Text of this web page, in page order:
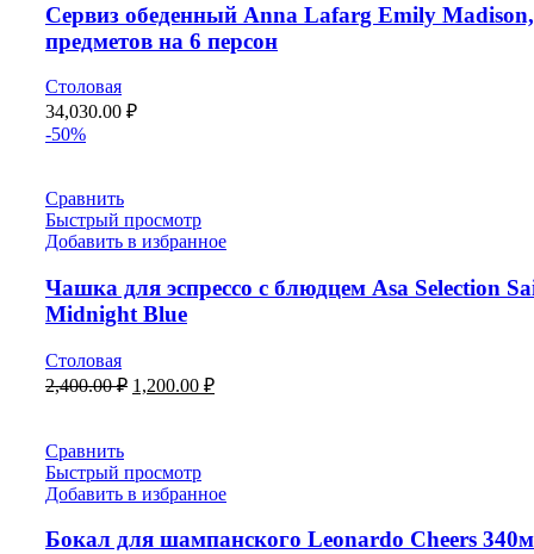
Сервиз обеденный Anna Lafarg Emily
предметов на 6 персон
Столовая
34,030.00 ₽
-50%
Сравнить
Быстрый просмотр
Добавить в избранное
Чашка для эспрессо с блюдцем Asa Selection
Midnight Blue
Столовая
2,400.00₽ 1,200.00 ₽
Сравнить
Быстрый просмотр
Добавить в избранное
Бокал для шампанского Leonardo Cheers